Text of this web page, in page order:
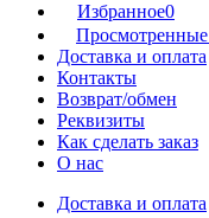
Избранное0
Доставка и оплата
Контакты
Возврат/обмен
Реквизиты
Как сделать заказ
О нас
Доставка и оплата